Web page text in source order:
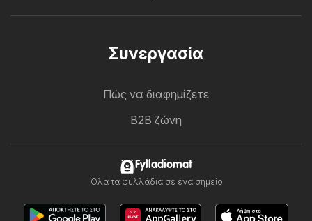
Συνεργασία
Πώς να διαφημίζετε
B2B ζώνη
Fylladiomat
Όλα τα φυλλάδια σε ένα σημείο